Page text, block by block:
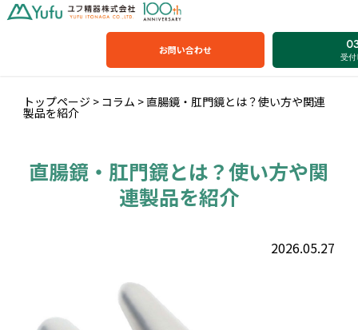
お問い合わせ
受
トップページ > コラム >直腸鏡・肛門鏡とは？使い方や関連
製品を紹介
直腸鏡・肛門鏡とは？使い方や関
連製品を紹介
2026.05.27